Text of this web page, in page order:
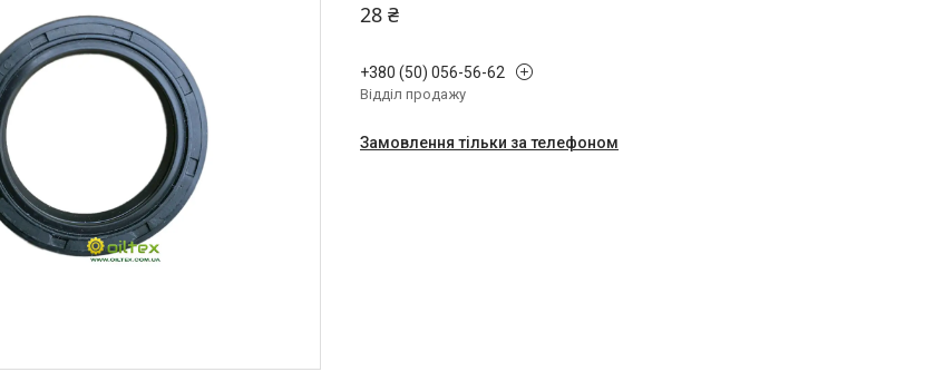
28 ₴
+380 (50) 056-56-62
Відділ продажу
Замовлення тільки за телефоном